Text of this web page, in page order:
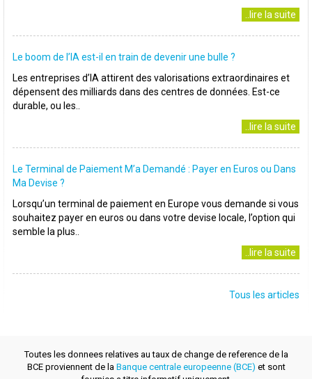
..lire la suite
Le boom de l’IA est-il en train de devenir une bulle ?
Les entreprises d’IA attirent des valorisations extraordinaires et
dépensent des milliards dans des centres de données. Est-ce
durable, ou les..
..lire la suite
Le Terminal de Paiement M’a Demandé : Payer en Euros ou Dans
Ma Devise ?
Lorsqu’un terminal de paiement en Europe vous demande si vous
souhaitez payer en euros ou dans votre devise locale, l’option qui
semble la plus..
..lire la suite
Tous les articles
Toutes les donnees relatives au taux de change de reference de la
BCE proviennent de la Banque centrale europeenne (BCE) et sont